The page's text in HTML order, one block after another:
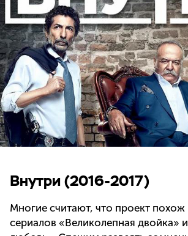
Внутри (2016-2017)
Многие считают, что проект похож
сериалов «Великолепная двойка»